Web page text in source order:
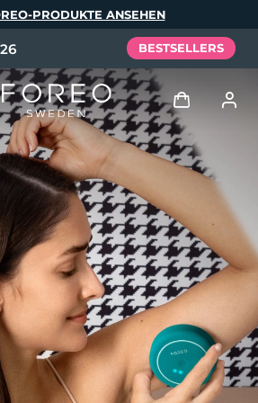
PRODUKTE ANSEHEN
BESTSELLERS
Anmelden
Benutzerkonto
Meine Geräte
Meine Bestellungen
Meine Adressen
Meine Abonnements
Tech Elixir
Set
Español
Português
Русский
体中文 繁體中文